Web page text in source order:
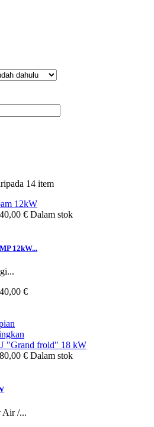
14 item
€ Dalam stok
12kW...
€
€ Dalam stok
Air /...